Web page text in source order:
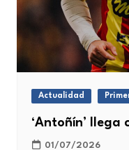
Actualidad
‘Antoñín’ llega
01/07/2026